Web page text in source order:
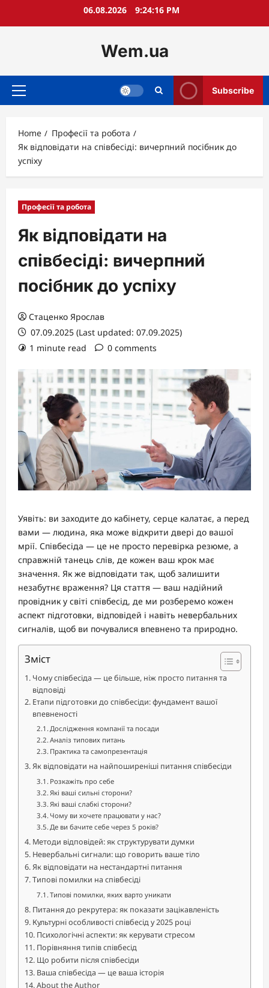
06.08.2026 9:24:17 PM
Wem.ua
Primary
Subscribe
Home
Професії та робота
Як відповідати на співбесіді: вичерпний посібник до
успіху
Професії та робота
Як відповідати на
співбесіді: вичерпний
посібник до успіху
Стаценко Ярослав
07.09.2025 (Last updated: 07.09.2025)
1 minute read
0 comments
Уявіть: ви заходите до кабінету, серце калатає, а перед
вами — людина, яка може відкрити двері до вашої
мрії. Співбесіда — це не просто перевірка резюме, а
справжній танець слів, де кожен ваш крок має
значення. Як же відповідати так, щоб залишити
незабутнє враження? Ця стаття — ваш надійний
провідник у світі співбесід, де ми розберемо кожен
аспект підготовки, відповідей і навіть невербальних
сигналів, щоб ви почувалися впевнено та природно.
Зміст
Чому співбесіда — це більше, ніж просто питання та
відповіді
Етапи підготовки до співбесіди: фундамент вашої
впевненості
Дослідження компанії та посади
Аналіз типових питань
Практика та самопрезентація
Як відповідати на найпоширеніші питання співбесіди
Розкажіть про себе
Які ваші сильні сторони?
Які ваші слабкі сторони?
Чому ви хочете працювати у нас?
Де ви бачите себе через 5 років?
Методи відповідей: як структурувати думки
Невербальні сигнали: що говорить ваше тіло
Як відповідати на нестандартні питання
Типові помилки на співбесіді
Типові помилки, яких варто уникати
Питання до рекрутера: як показати зацікавленість
Культурні особливості співбесід у 2025 році
Психологічні аспекти: як керувати стресом
Порівняння типів співбесід
Що робити після співбесіди
Ваша співбесіда — це ваша історія
About the Author